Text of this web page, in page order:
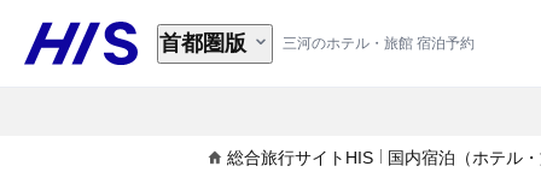
三河のホテル・旅館 宿泊予約
首都圏版
総合旅行サイトHIS 国内宿泊（ホテル